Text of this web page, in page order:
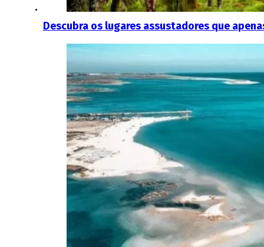
Descubra os lugares assustadores que